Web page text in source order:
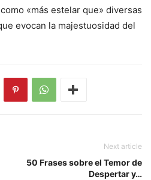
«más estelar que» diversas
evocan la majestuosidad del
Next article
50 Frases sobre el Temor de
Despertar y…